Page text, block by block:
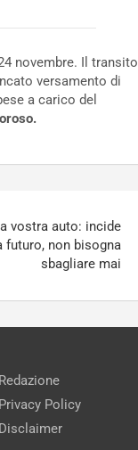
novembre. Il transito
versamento di
a carico del
vostra auto: incide
futuro, non bisogna
sbagliare mai
Redazione
Privacy Policy
Disclaimer